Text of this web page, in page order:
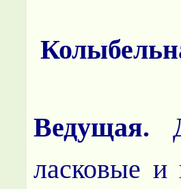
Ведущая.
ласковые и